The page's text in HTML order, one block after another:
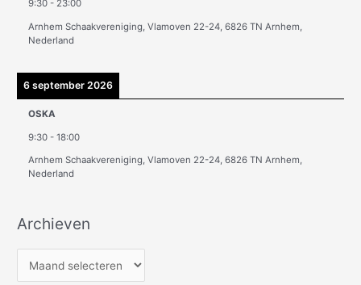
9:30 - 23:00
Arnhem Schaakvereniging, Vlamoven 22-24, 6826 TN Arnhem,
Nederland
6 september 2026
OSKA
9:30 -18:00
Arnhem Schaakvereniging, Vlamoven 22-24, 6826 TN Arnhem,
Nederland
Archieven